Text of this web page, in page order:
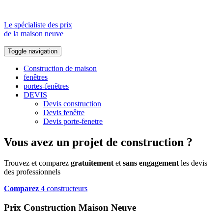
Le spécialiste des prix
de la maison neuve
Toggle navigation
Construction de maison
fenêtres
portes-fenêtres
DEVIS
Devis construction
Devis fenêtre
Devis porte-fenetre
Vous avez un projet de construction ?
Trouvez et comparez gratuitement et sans engagement les devis
des professionnels
Comparez 4 constructeurs
Prix Construction Maison Neuve